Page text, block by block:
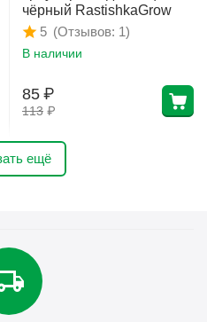
чёрный RastishkaGrow
(Отзывов: 1)
5
В наличии
113 ₽
85 ₽
ещё